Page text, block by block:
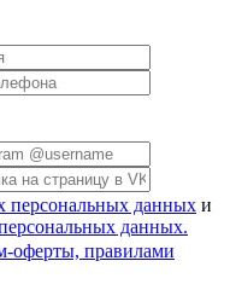
персональных данных и
данных.
оферты, правилами